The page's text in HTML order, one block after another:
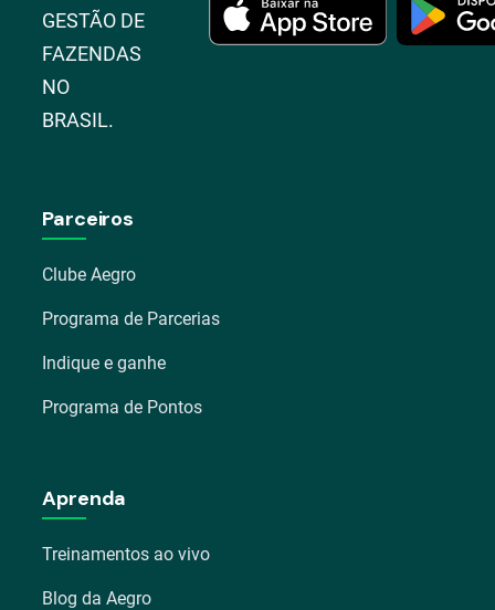
GESTÃO DE
FAZENDAS
NO
BRASIL.
Parceiros
Clube Aegro
Programa de Parcerias
Indique e ganhe
Programa de Pontos
Aprenda
Treinamentos ao vivo
Blog da Aegro